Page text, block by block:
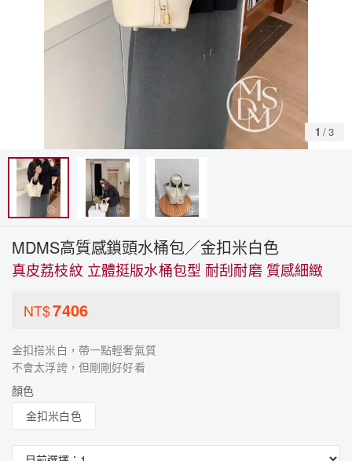
1 /3
MDMS高質感鎖頭水桶包／金扣米白色
真皮荔枝紋 立體挺版水桶包型 耐刮耐磨 質感細緻
NT$7406
金扣搭米白，帶一點輕奢氣質
不會太浮誇，但剛剛好好看
顏色
金扣米白色